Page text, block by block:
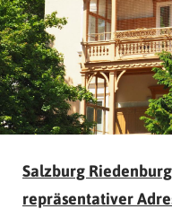
Salzburg
repräsentativer